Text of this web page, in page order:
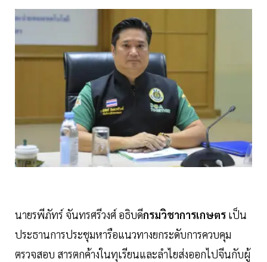
นายรพีภัทร์ จันทรศรีวงศ์ อธิบดีกรมวิชาการเกษตร เป็น
ประธานการประชุมหารือแนวทางยกระดับการควบคุม
ตรวจสอบ สารตกค้างในทุเรียนและลำไยส่งออกไปจีนกับผู้